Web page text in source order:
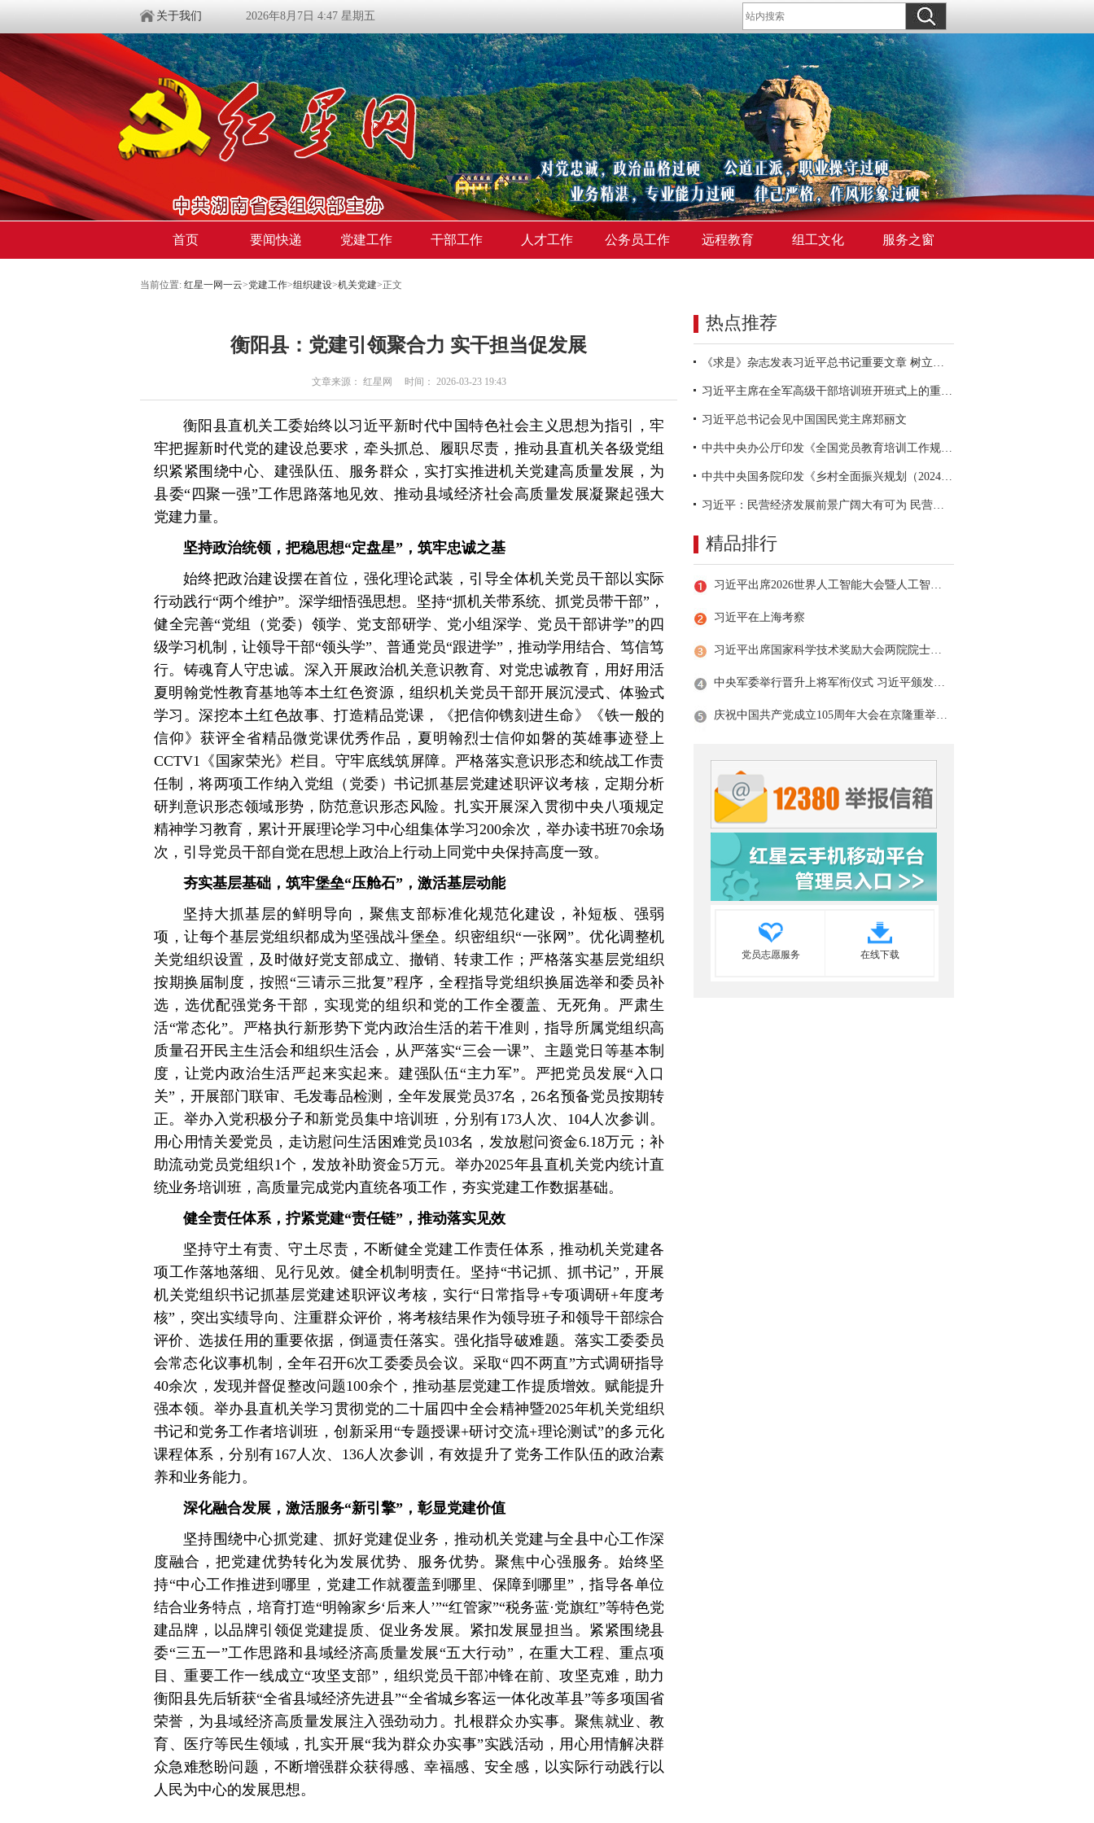
关于我们 2026年8月7日 4:47 星期五
首页 要闻快递 党建工作 干部工作 人才工作 公务员工作 远程教育 组工文化 服务之窗
当前位置: 红星一网一云>党建工作>组织建设>机关党建>正文
衡阳县：党建引领聚合力 实干担当促发展
文章来源： 红星网 时间： 2026-03-23 19:43
衡阳县直机关工委始终以习近平新时代中国特色社会主义思想为指引，牢
牢把握新时代党的建设总要求，牵头抓总、履职尽责，推动县直机关各级党组
织紧紧围绕中心、建强队伍、服务群众，实打实推进机关党建高质量发展，为
县委“四聚一强”工作思路落地见效、推动县域经济社会高质量发展凝聚起强大
党建力量。
坚持政治统领，把稳思想“定盘星”，筑牢忠诚之基
始终把政治建设摆在首位，强化理论武装，引导全体机关党员干部以实际
行动践行“两个维护”。深学细悟强思想。坚持“抓机关带系统、抓党员带干部”，
健全完善“党组（党委）领学、党支部研学、党小组深学、党员干部讲学”的四
级学习机制，让领导干部“领头学”、普通党员“跟进学”，推动学用结合、笃信笃
行。铸魂育人守忠诚。深入开展政治机关意识教育、对党忠诚教育，用好用活
夏明翰党性教育基地等本土红色资源，组织机关党员干部开展沉浸式、体验式
学习。深挖本土红色故事、打造精品党课，《把信仰镌刻进生命》《铁一般的
信仰》获评全省精品微党课优秀作品，夏明翰烈士信仰如磐的英雄事迹登上
CCTV1《国家荣光》栏目。守牢底线筑屏障。严格落实意识形态和统战工作责
任制，将两项工作纳入党组（党委）书记抓基层党建述职评议考核，定期分析
研判意识形态领域形势，防范意识形态风险。扎实开展深入贯彻中央八项规定
精神学习教育，累计开展理论学习中心组集体学习200余次，举办读书班70余场
次，引导党员干部自觉在思想上政治上行动上同党中央保持高度一致。
夯实基层基础，筑牢堡垒“压舱石”，激活基层动能
坚持大抓基层的鲜明导向，聚焦支部标准化规范化建设，补短板、强弱
项，让每个基层党组织都成为坚强战斗堡垒。织密组织“一张网”。优化调整机
关党组织设置，及时做好党支部成立、撤销、转隶工作；严格落实基层党组织
按期换届制度，按照“三请示三批复”程序，全程指导党组织换届选举和委员补
选，选优配强党务干部，实现党的组织和党的工作全覆盖、无死角。严肃生
活“常态化”。严格执行新形势下党内政治生活的若干准则，指导所属党组织高
质量召开民主生活会和组织生活会，从严落实“三会一课”、主题党日等基本制
度，让党内政治生活严起来实起来。建强队伍“主力军”。严把党员发展“入口
关”，开展部门联审、毛发毒品检测，全年发展党员37名，26名预备党员按期转
正。举办入党积极分子和新党员集中培训班，分别有173人次、104人次参训。
用心用情关爱党员，走访慰问生活困难党员103名，发放慰问资金6.18万元；补
助流动党员党组织1个，发放补助资金5万元。举办2025年县直机关党内统计直
统业务培训班，高质量完成党内直统各项工作，夯实党建工作数据基础。
健全责任体系，拧紧党建“责任链”，推动落实见效
坚持守土有责、守土尽责，不断健全党建工作责任体系，推动机关党建各
项工作落地落细、见行见效。健全机制明责任。坚持“书记抓、抓书记”，开展
机关党组织书记抓基层党建述职评议考核，实行“日常指导+专项调研+年度考
核”，突出实绩导向、注重群众评价，将考核结果作为领导班子和领导干部综合
评价、选拔任用的重要依据，倒逼责任落实。强化指导破难题。落实工委委员
会常态化议事机制，全年召开6次工委委员会议。采取“四不两直”方式调研指导
40余次，发现并督促整改问题100余个，推动基层党建工作提质增效。赋能提升
强本领。举办县直机关学习贯彻党的二十届四中全会精神暨2025年机关党组织
书记和党务工作者培训班，创新采用“专题授课+研讨交流+理论测试”的多元化
课程体系，分别有167人次、136人次参训，有效提升了党务工作队伍的政治素
养和业务能力。
深化融合发展，激活服务“新引擎”，彰显党建价值
坚持围绕中心抓党建、抓好党建促业务，推动机关党建与全县中心工作深
度融合，把党建优势转化为发展优势、服务优势。聚焦中心强服务。始终坚
持“中心工作推进到哪里，党建工作就覆盖到哪里、保障到哪里”，指导各单位
结合业务特点，培育打造“明翰家乡‘后来人’”“红管家”“税务蓝·党旗红”等特色党
建品牌，以品牌引领促党建提质、促业务发展。紧扣发展显担当。紧紧围绕县
委“三五一”工作思路和县域经济高质量发展“五大行动”，在重大工程、重点项
目、重要工作一线成立“攻坚支部”，组织党员干部冲锋在前、攻坚克难，助力
衡阳县先后斩获“全省县域经济先进县”“全省城乡客运一体化改革县”等多项国省
荣誉，为县域经济高质量发展注入强劲动力。扎根群众办实事。聚焦就业、教
育、医疗等民生领域，扎实开展“我为群众办实事”实践活动，用心用情解决群
众急难愁盼问题，不断增强群众获得感、幸福感、安全感，以实际行动践行以
人民为中心的发展思想。
热点推荐
《求是》杂志发表习近平总书记重要文章 树立和践行正确政绩观
习近平主席在全军高级干部培训班开班式上的重要讲话引领全军开展思想整风、深化政治整训
习近平总书记会见中国国民党主席郑丽文
中共中央办公厅印发《全国党员教育培训工作规划（2024－2028年）》
中共中央国务院印发《乡村全面振兴规划（2024—2027年）》
习近平：民营经济发展前景广阔大有可为 民营企业和民营企业家大显身手正当其时
精品排行
习近平出席2026世界人工智能大会暨人工智能全球治理高级别会议开幕式并发表主旨讲话
习近平在上海考察
习近平出席国家科学技术奖励大会两院院士大会中国科协第十一次全国代表大会并发表重要讲话
中央军委举行晋升上将军衔仪式 习近平颁发命令状并向晋衔的军官表示祝贺
庆祝中国共产党成立105周年大会在京隆重举行 习近平发表重要讲话
党员志愿服务 在线下载